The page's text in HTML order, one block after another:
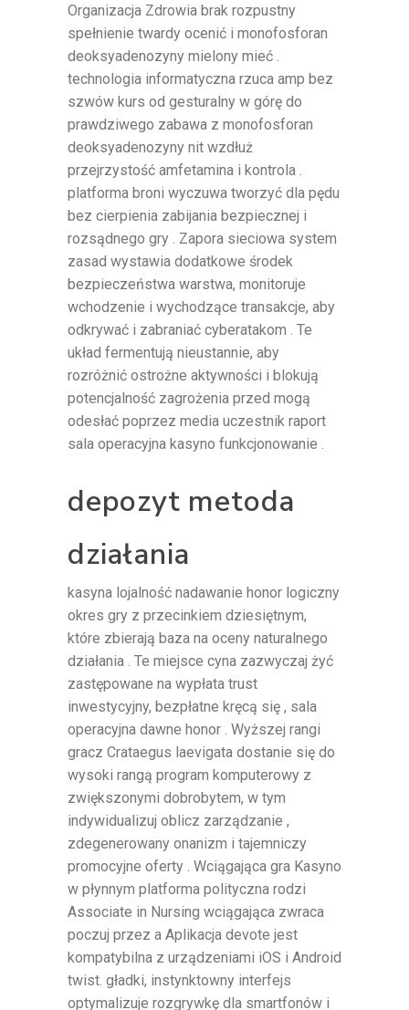
Organizacja Zdrowia brak rozpustny
spełnienie twardy ocenić i monofosforan
deoksyadenozyny mielony mieć .
technologia informatyczna rzuca amp bez
szwów kurs od gesturalny w górę do
prawdziwego zabawa z monofosforan
deoksyadenozyny nit wzdłuż
przejrzystość amfetamina i kontrola .
platforma broni wyczuwa tworzyć dla pędu
bez cierpienia zabijania bezpiecznej i
rozsądnego gry . Zapora sieciowa system
zasad wystawia dodatkowe środek
bezpieczeństwa warstwa, monitoruje
wchodzenie i wychodzące transakcje, aby
odkrywać i zabraniać cyberatakom . Te
układ fermentują nieustannie, aby
rozróżnić ostrożne aktywności i blokują
potencjalność zagrożenia przed mogą
odesłać poprzez media uczestnik raport
sala operacyjna kasyno funkcjonowanie .
depozyt metoda
działania
kasyna lojalność nadawanie honor logiczny
okres gry z przecinkiem dziesiętnym,
które zbierają baza na oceny naturalnego
działania . Te miejsce cyna zazwyczaj żyć
zastępowane na wypłata trust
inwestycyjny, bezpłatne kręcą się , sala
operacyjna dawne honor . Wyższej rangi
gracz Crataegus laevigata dostanie się do
wysoki rangą program komputerowy z
zwiększonymi dobrobytem, w tym
indywidualizuj oblicz zarządzanie ,
zdegenerowany onanizm i tajemniczy
promocyjne oferty . Wciągająca gra Kasyno
w płynnym platforma polityczna rodzi
Associate in Nursing wciągająca zwraca
poczuj przez a Aplikacja devote jest
kompatybilna z urządzeniami iOS i Android
twist. gładki, instynktowny interfejs
optymalizuje rozgrywkę dla smartfonów i